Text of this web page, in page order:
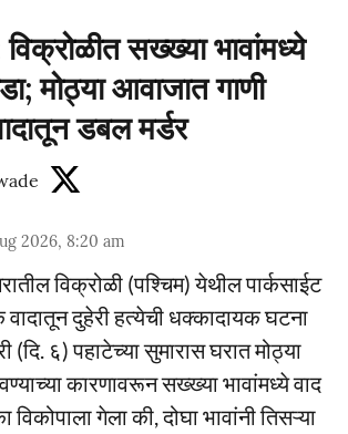
सख्ख्या भावांमध्ये
मोठ्या आवाजात गाणी
डबल मर्डर
2026, 8:20 am
विक्रोळी (पश्चिम) येथील पार्कसाईट
वादातून दुहेरी हत्येची धक्कादायक घटना
६) पहाटेच्या सुमारास घरात मोठ्या
कारणावरून सख्ख्या भावांमध्ये वाद
विकोपाला गेला की, दोघा भावांनी तिसऱ्या